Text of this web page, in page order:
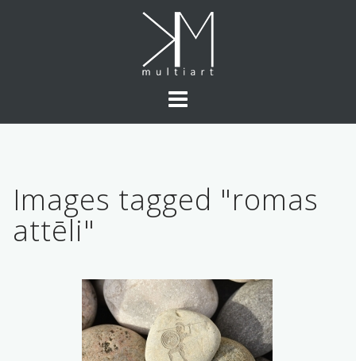
Images tagged "romas
attēli"